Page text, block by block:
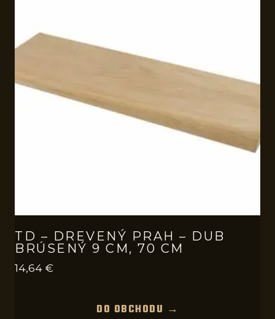
TD – DREVENÝ PRAH – DUB
BRÚSENÝ 9 CM, 70 CM
14,64 €
DO OBCHODU →